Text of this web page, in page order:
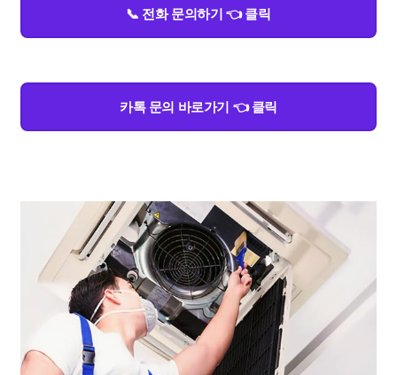
📞 전화 문의하기 👈 클릭
카톡 문의 바로가기 👈 클릭